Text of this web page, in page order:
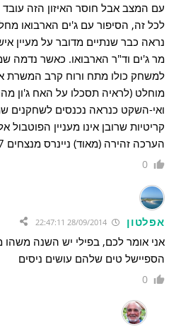
עם המצב אבל חוסר האיזון הזה
לכל זה, הסיפור עם ג'ים הארבואו
נראה כבר שנתיים מדובר על מעיין
מר ג'ים וד"ר הארבואו. כאשר נדמה
למשחק כולו מתח ורוח קרב המשרת
מוחלט (לראיה תסכלו על האח ג'ון
ואי-השקט כנראה נכנסים לשחקנים
קריטיות שרובן אינו מעניין
הערכה זהירה (מאוד) ניינרס מנצחים 31-27
0
אפלטון
אני אומר לכם, בפילי יש השנה
הספיישל טים שלהם עושים ניסים
0